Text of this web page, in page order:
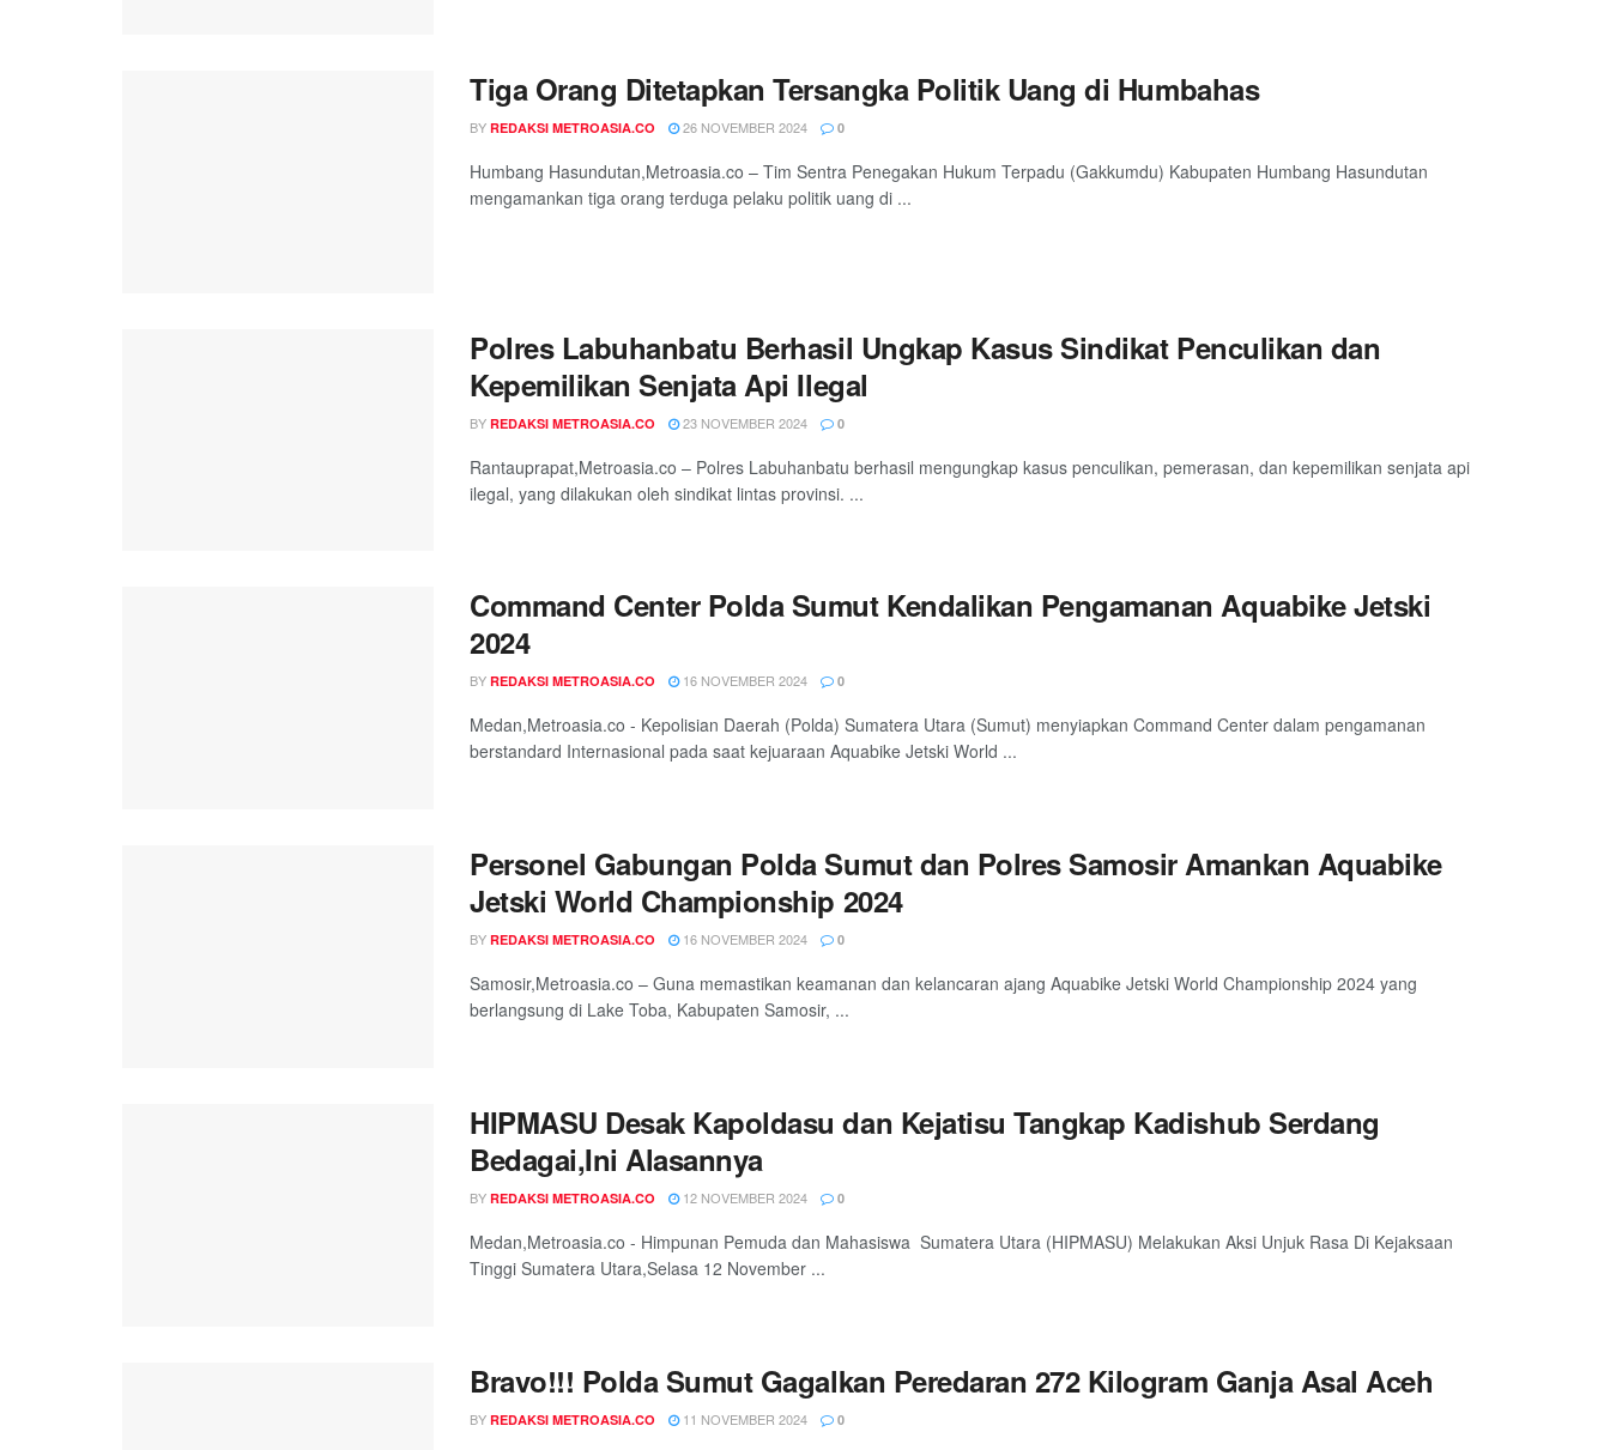
Tiga Orang Ditetapkan Tersangka Politik Uang di Humbahas
BY REDAKSI METROASIA.CO 26 NOVEMBER 2024 0
Humbang Hasundutan,Metroasia.co – Tim Sentra Penegakan Hukum Terpadu (Gakkumdu) Kabupaten Humbang Hasundutan
mengamankan tiga orang terduga pelaku politik uang di ...
Polres Labuhanbatu Berhasil Ungkap Kasus Sindikat Penculikan dan
Kepemilikan Senjata Api Ilegal
BY REDAKSI METROASIA.CO 23 NOVEMBER 2024 0
Rantauprapat,Metroasia.co – Polres Labuhanbatu berhasil mengungkap kasus penculikan, pemerasan, dan kepemilikan senjata api
ilegal, yang dilakukan oleh sindikat lintas provinsi. ...
Command Center Polda Sumut Kendalikan Pengamanan Aquabike Jetski
2024
BY REDAKSI METROASIA.CO 16 NOVEMBER 2024 0
Medan,Metroasia.co - Kepolisian Daerah (Polda) Sumatera Utara (Sumut) menyiapkan Command Center dalam pengamanan
berstandard Internasional pada saat kejuaraan Aquabike Jetski World ...
Personel Gabungan Polda Sumut dan Polres Samosir Amankan Aquabike
Jetski World Championship 2024
BY REDAKSI METROASIA.CO 16 NOVEMBER 2024 0
Samosir,Metroasia.co – Guna memastikan keamanan dan kelancaran ajang Aquabike Jetski World Championship 2024 yang
berlangsung di Lake Toba, Kabupaten Samosir, ...
HIPMASU Desak Kapoldasu dan Kejatisu Tangkap Kadishub Serdang
Bedagai,Ini Alasannya
BY REDAKSI METROASIA.CO 12 NOVEMBER 2024 0
Medan,Metroasia.co - Himpunan Pemuda dan Mahasiswa Sumatera Utara (HIPMASU) Melakukan Aksi Unjuk Rasa Di Kejaksaan
Tinggi Sumatera Utara,Selasa 12 November ...
Bravo!!! Polda Sumut Gagalkan Peredaran 272 Kilogram Ganja Asal Aceh
BY REDAKSI METROASIA.CO 11 NOVEMBER 2024 0